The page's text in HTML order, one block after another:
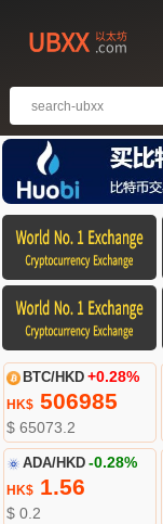
BTC/HKD +0.28%
HK$506985
$ 65073.2
ADA/HKD -0.28%
HK$1.56
$ 0.2